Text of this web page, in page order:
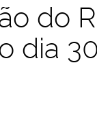
do
dia